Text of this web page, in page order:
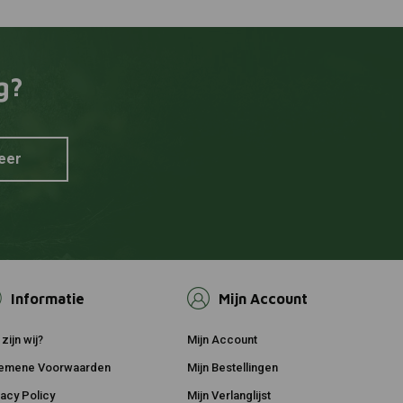
Informatie
zijn wij?
Voorwaarden
Policy
Mijn Account
Mijn Account
Mijn Bestellingen
Mijn Verlanglijst